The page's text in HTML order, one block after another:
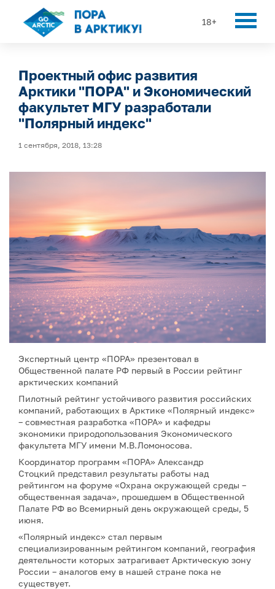
18+
Проектный офис развития
Арктики "ПОРА" и Экономический
факультет МГУ разработали
"Полярный индекс"
1 сентября, 2018, 13:28
Экспертный центр «ПОРА» презентовал в
Общественной палате РФ первый в России рейтинг
арктических компаний
Пилотный рейтинг устойчивого развития российских
компаний, работающих в Арктике «Полярный индекс»
– совместная разработка «ПОРА» и кафедры
экономики природопользования Экономического
факультета МГУ имени М.В.Ломоносова.
Координатор программ «ПОРА» Александр
Стоцкий представил результаты работы над
рейтингом на форуме «Охрана окружающей среды –
общественная задача», прошедшем в Общественной
Палате РФ во Всемирный день окружающей среды, 5
июня.
«Полярный индекс» стал первым
специализированным рейтингом компаний, география
деятельности которых затрагивает Арктическую зону
России – аналогов ему в нашей стране пока не
существует.